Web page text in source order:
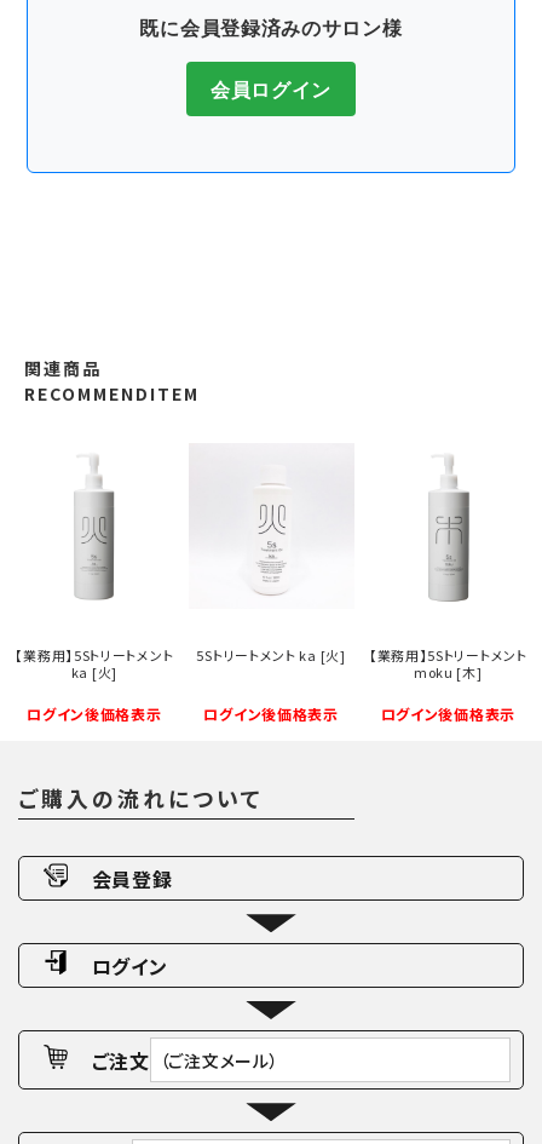
既に会員登録済みのサロン様
会員ログイン
関連商品
RECOMMENDITEM
【業務用】5Sトリートメント
ka [火]
ログイン後価格表示
5Sトリートメント ka [火]
ログイン後価格表示
【業務用】5Sトリートメント
moku [木]
ログイン後価格表示
ご購入の流れについて
会員登録
ログイン
ご注文 （ご注文メール）